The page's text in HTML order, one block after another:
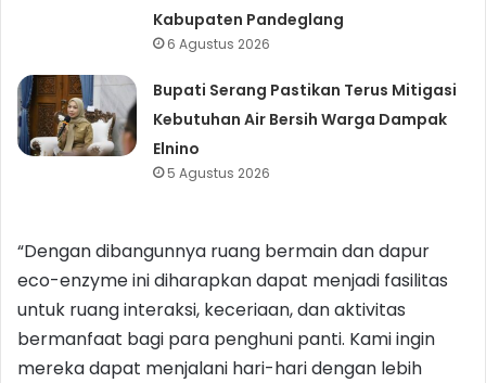
Kabupaten Pandeglang
6 Agustus 2026
Bupati Serang Pastikan Terus Mitigasi
Kebutuhan Air Bersih Warga Dampak
Elnino
5 Agustus 2026
“Dengan dibangunnya ruang bermain dan dapur
eco-enzyme ini diharapkan dapat menjadi fasilitas
untuk ruang interaksi, keceriaan, dan aktivitas
bermanfaat bagi para penghuni panti. Kami ingin
mereka dapat menjalani hari-hari dengan lebih